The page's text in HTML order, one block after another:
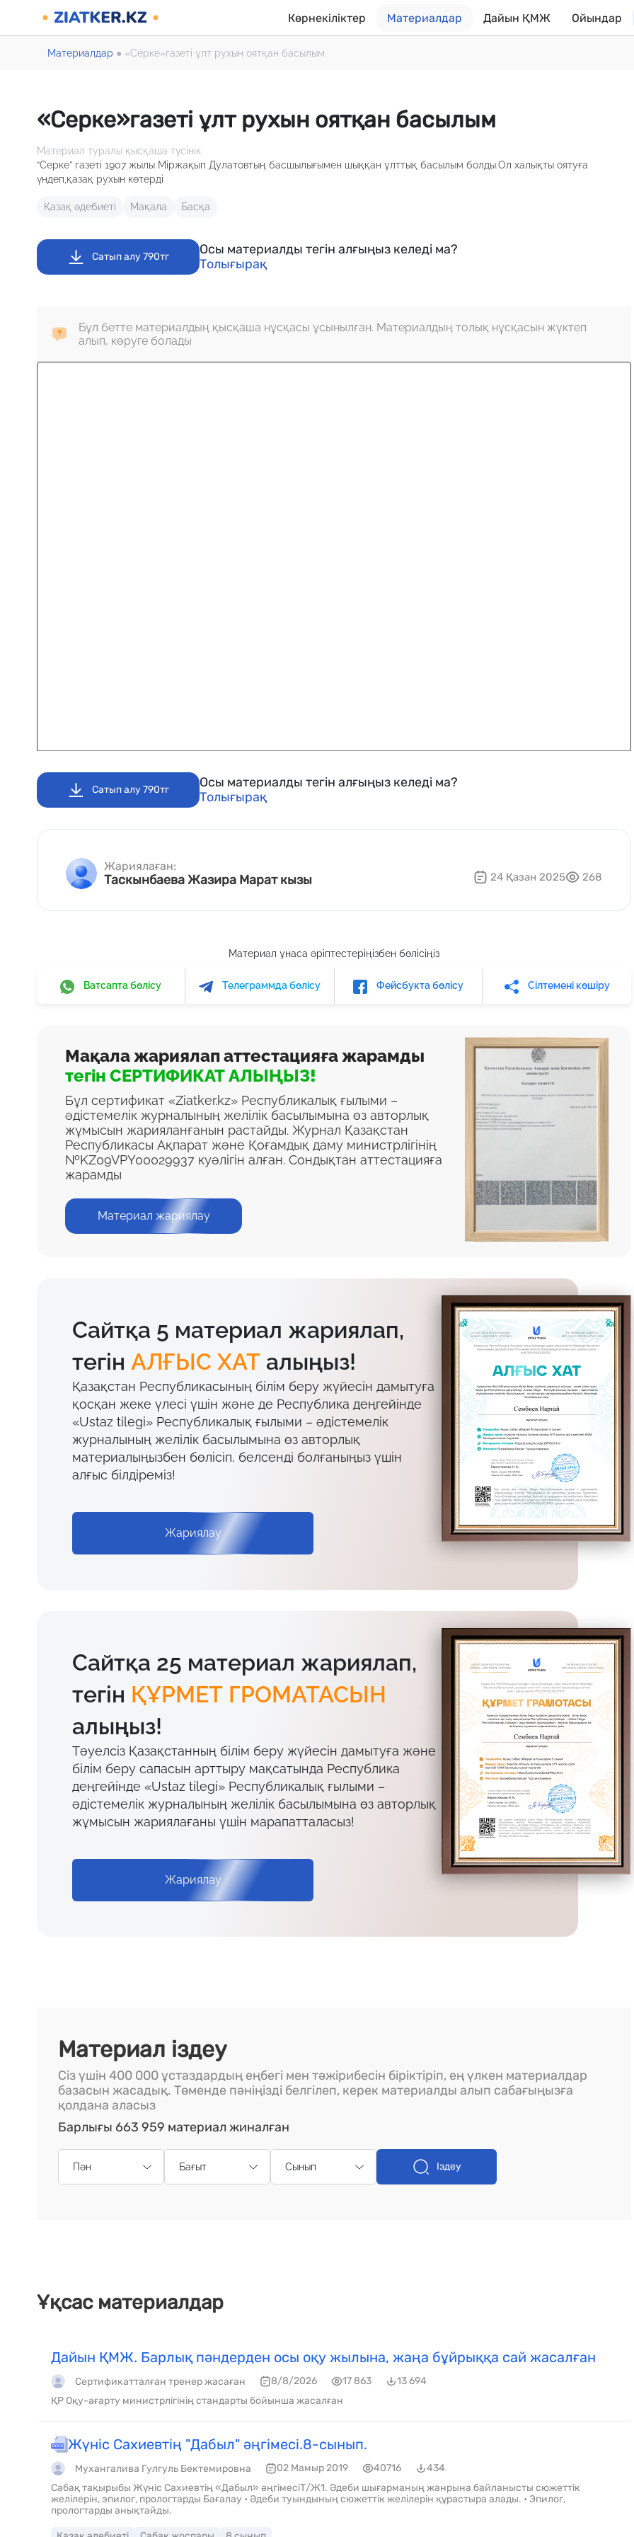
Көрнекіліктер Материалдар Дайын ҚМЖ Ойындар
Материалдар ● «Серке»газеті ұлт рухын оятқан басылым
«Серке»газеті ұлт рухын оятқан басылым
Материал туралы қысқаша түсінік
“Серке” газеті 1907 жылы Міржақып Дулатовтың басшылығымен шыққан ұлттық басылым болды.Ол халықты оятуға
үндеп,қазақ рухын көтерді
Қазақ әдебиеті Мақала Басқа
Сатып алу 790тг
Осы материалды тегін алғыңыз келеді ма?
Толығырақ
Бұл бетте материалдың қысқаша нұсқасы ұсынылған. Материалдың толық нұсқасын жүктеп
алып, көруге болады
Сатып алу 790тг
Осы материалды тегін алғыңыз келеді ма?
Толығырақ
Жариялаған:
Таскынбаева Жазира Марат кызы 24 Қазан 2025 268
Материал ұнаса әріптестеріңізбен бөлісіңіз
Ватсапта бөлісу Телеграммда бөлісу Фейсбукта бөлісу Сілтемені көшіру
Мақала жариялап аттестацияға жарамды
тегін СЕРТИФИКАТ АЛЫҢЫЗ!
Бұл сертификат «Ziatker.kz» Республикалық ғылыми –
әдістемелік журналының желілік басылымына өз авторлық
жұмысын жарияланғанын растайды. Журнал Қазақстан
Республикасы Ақпарат және Қоғамдық даму министрлігінің
№KZ09VPY00029937 куәлігін алған. Сондықтан аттестацияға
жарамды
Материал жариялау
Сайтқа 5 материал жариялап,
тегін АЛҒЫС ХАТ алыңыз!
Қазақстан Республикасының білім беру жүйесін дамытуға
қосқан жеке үлесі үшін және де Республика деңгейінде
«Ustaz tilegi» Республикалық ғылыми – әдістемелік
журналының желілік басылымына өз авторлық
материалыңызбен бөлісіп, белсенді болғаныңыз үшін
алғыс білдіреміз!
Жариялау
Сайтқа 25 материал жариялап,
тегін ҚҰРМЕТ ГРОМАТАСЫН
алыңыз!
Тәуелсіз Қазақстанның білім беру жүйесін дамытуға және
білім беру сапасын арттыру мақсатында Республика
деңгейінде «Ustaz tilegi» Республикалық ғылыми –
әдістемелік журналының желілік басылымына өз авторлық
жұмысын жариялағаны үшін марапатталасыз!
Жариялау
Материал іздеу
Сіз үшін 400 000 ұстаздардың еңбегі мен тәжірибесін біріктіріп, ең үлкен материалдар
базасын жасадық. Төменде пәніңізді белгілеп, керек материалды алып сабағыңызға
қолдана аласыз
Барлығы 663 959 материал жиналған
Пән Бағыт Сынып Іздеу
Ұқсас материалдар
Дайын ҚМЖ. Барлық пәндерден осы оқу жылына, жаңа бұйрыққа сай жасалған
Сертификатталған тренер жасаған 8/8/2026 17 863
13 694
ҚР Оқу-ағарту министрлігінің стандарты бойынша жасалған
Жүніс Сахиевтің "Дабыл" әңгімесі.8-сынып.
Мухангалива Гулгуль Бектемировна 02 Мамыр 2019 40716
434
Сабақ тақырыбы Жүніс Сахиевтің «Дабыл» әңгімесіТ/Ж1. Әдеби шығарманың жанрына байланысты сюжеттік
желілерін, эпилог, прологтарды Бағалау • Әдеби туындының сюжеттік желілерін құрастыра алады. • Эпилог,
прологтарды анықтайды.